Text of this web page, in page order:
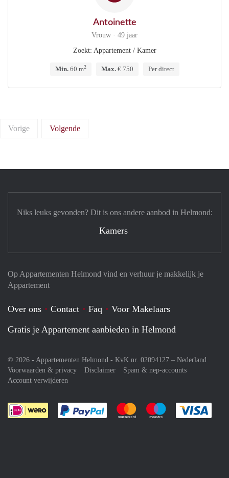
Antoinette
Vrouw · 49 jaar
Zoekt: Appartement / Kamer
Min.60 m2 Max.€ 750 Per direct
Vorige Volgende
Op Appartementen Helmond vind en verhuur je makkelijk je
Appartement
Over ons Contact Faq
Voor Makelaars
Gratis je Appartement aanbieden in Helmond
© 2026 - Appartementen Helmond - KvK nr. 02094127 – Nederland
Voorwaarden & privacy
Disclaimer
Spam & nep-accounts
Account verwijderen
Je rekent gemakkelijk af met Paypal
Je rekent gemakkelijk af met
Je rekent
Niks leuks gevonden? Dit is ons andere aanbod in Helmond:
Kamers